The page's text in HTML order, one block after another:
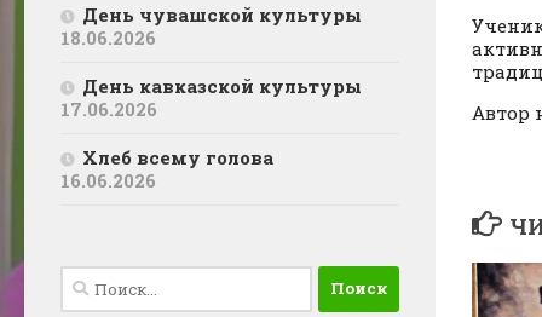
Автор
День чувашской культуры
18.06.2026
День кавказской культуры
17.06.2026
Хлеб всему голова
16.06.2026
Найти: